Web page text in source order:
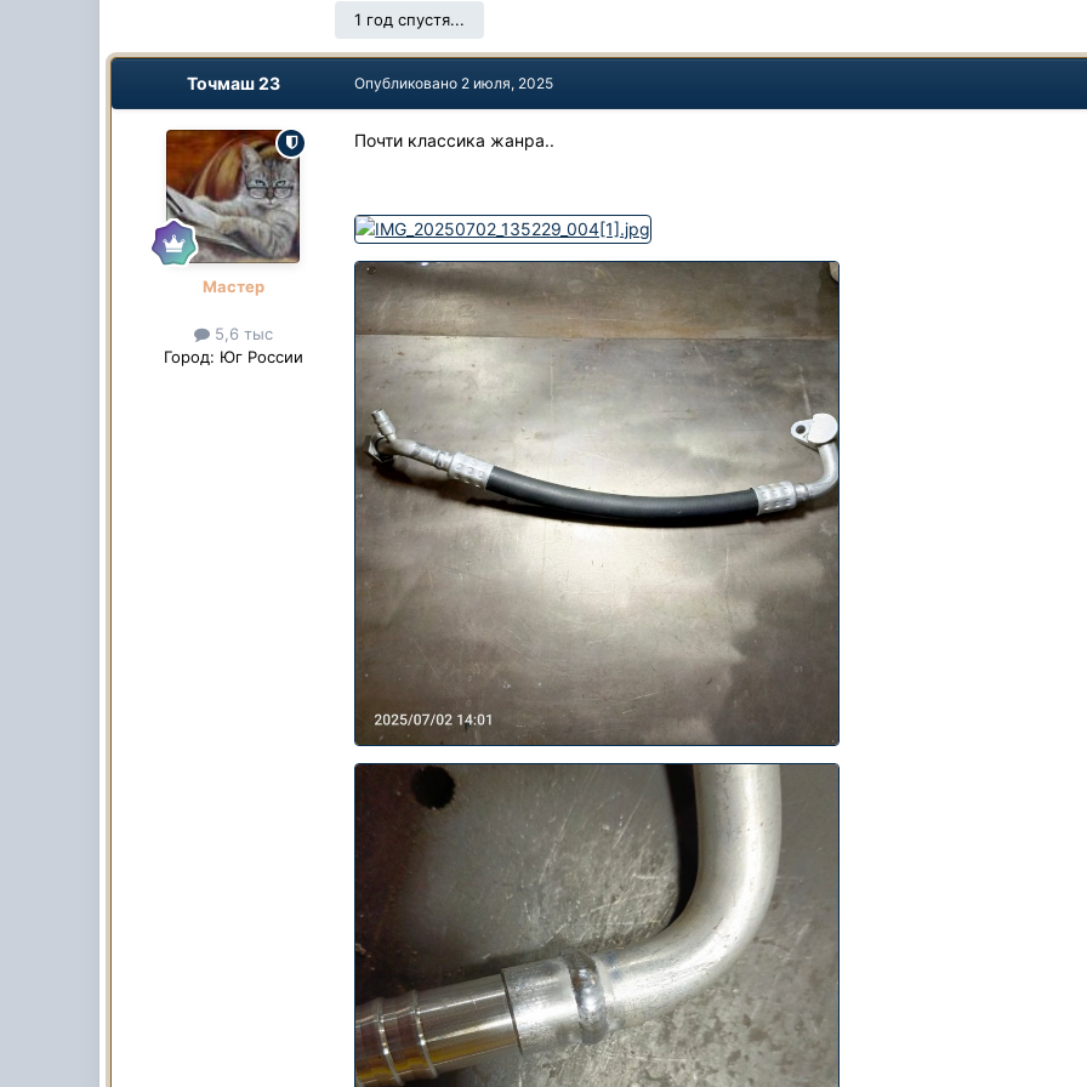
1 год спустя...
Точмаш 23
Мастер
5,6 тыс
Город: Юг России
Опубликовано 2 июля, 2025
Почти классика жанра..